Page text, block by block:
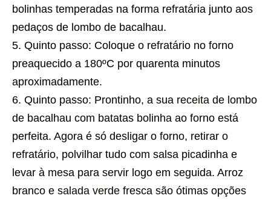
bolinhas temperadas na forma refratária junto aos
pedaços de lombo de bacalhau.
Quinto passo: Coloque o refratário no forno
preaquecido a 180ºC por quarenta minutos
aproximadamente.
Quinto passo: Prontinho, a sua receita de lombo
de bacalhau com batatas bolinha ao forno está
perfeita. Agora é só desligar o forno, retirar o
refratário, polvilhar tudo com salsa picadinha e
levar à mesa para servir logo em seguida. Arroz
branco e salada verde fresca são ótimas opções